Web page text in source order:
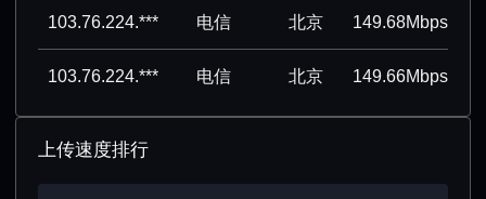
103.76.224.*** 电信 北京 149.68Mbps
103.76.224.*** 电信 北京 149.66Mbps
上传速度排行